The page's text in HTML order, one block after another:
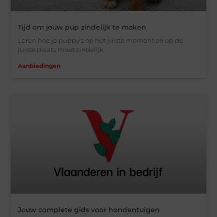
Tijd om jouw pup zindelijk te maken
Leren hoe je puppy’s op het juiste moment en op de
juiste plaats moet zindelijk
Aanbiedingen
Jouw complete gids voor hondentuigen